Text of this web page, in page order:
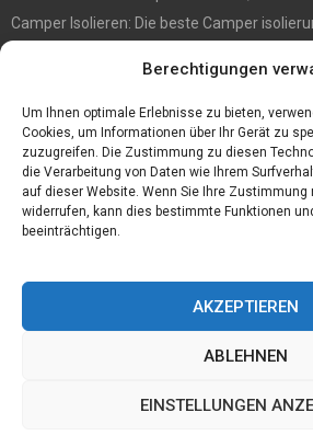
Berechtigungen
Um Ihnen optimale Erlebnisse zu bieten,
Cookies, um Informationen über Ihr Gerät zu
zuzugreifen. Die Zustimmung zu diesen
die Verarbeitung von Daten wie Ihrem
auf dieser Website. Wenn Sie Ihre
widerrufen, kann dies bestimmte Funktionen
beeinträchtigen.
AKZEPTIEREN
ABLEHNEN
EINSTELLUNGEN
Camper Isolieren: Die beste Camper
Immobilienmakler Gökay Gündüz
Masterarbeit auf Englisch: Anleitung zum